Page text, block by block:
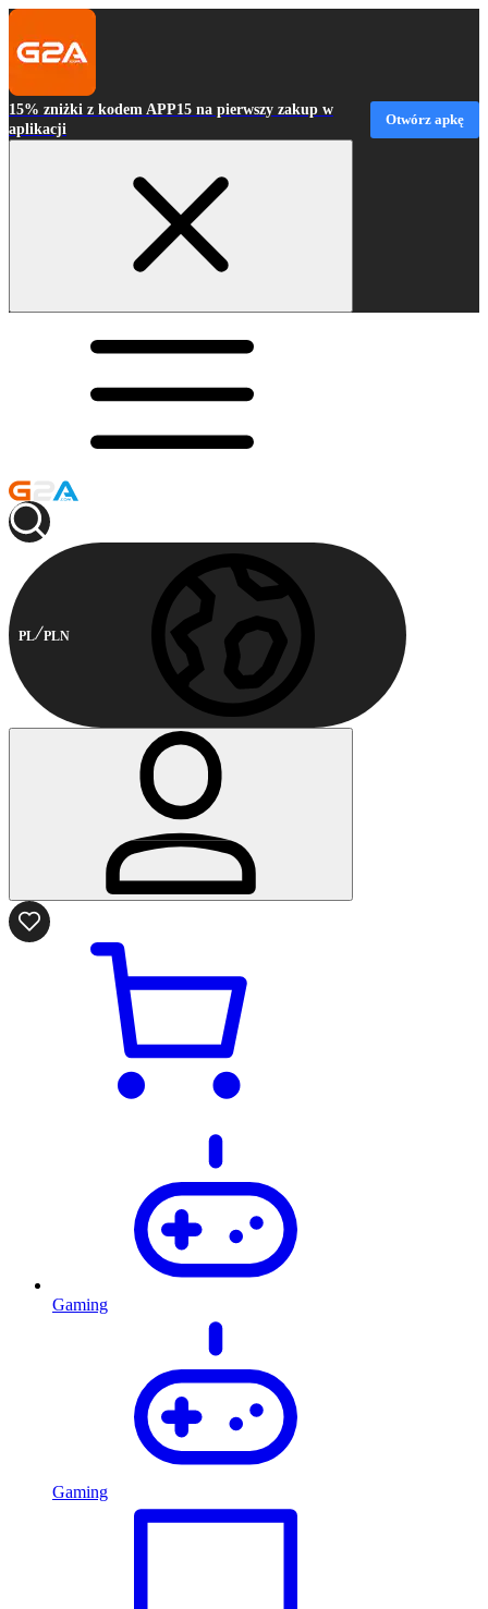
15% zniżki z kodem APP15 na pierwszy zakup w
aplikacji
Otwórz apkę
PL PLN
Gaming
Gaming